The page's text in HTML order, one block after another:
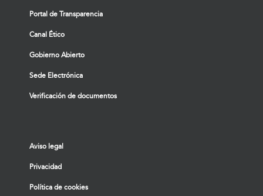
Portal de Transparencia
Canal Ético
Gobierno Abierto
Sede Electrónica
Verificación de documentos
Aviso legal
Privacidad
Política de cookies